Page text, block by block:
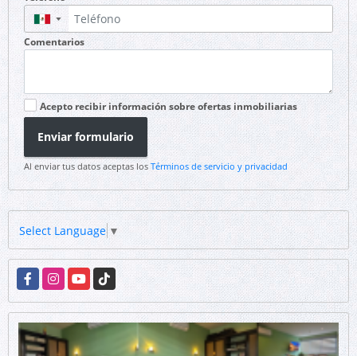
▼
Comentarios
Acepto recibir información sobre ofertas inmobiliarias
Enviar formulario
Al enviar tus datos aceptas losTérminos de servicio y privacidad
Select Language ▼
FacebookInstagramYouTubeTikTok